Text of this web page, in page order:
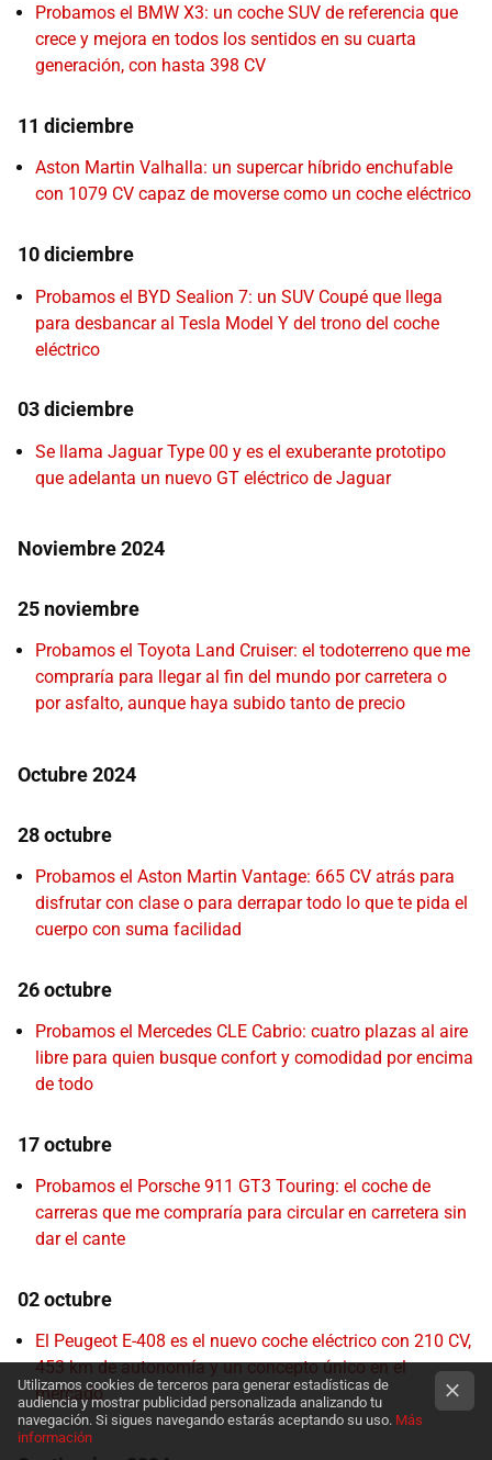
Probamos el BMW X3: un coche SUV de referencia que
crece y mejora en todos los sentidos en su cuarta
generación, con hasta 398 CV
11 diciembre
Aston Martin Valhalla: un supercar híbrido enchufable
con 1079 CV capaz de moverse como un coche eléctrico
10 diciembre
Probamos el BYD Sealion 7: un SUV Coupé que llega
para desbancar al Tesla Model Y del trono del coche
eléctrico
03 diciembre
Se llama Jaguar Type 00 y es el exuberante prototipo
que adelanta un nuevo GT eléctrico de Jaguar
Noviembre 2024
25 noviembre
Probamos el Toyota Land Cruiser: el todoterreno que me
compraría para llegar al fin del mundo por carretera o
por asfalto, aunque haya subido tanto de precio
Octubre 2024
28 octubre
Probamos el Aston Martin Vantage: 665 CV atrás para
disfrutar con clase o para derrapar todo lo que te pida el
cuerpo con suma facilidad
26 octubre
Probamos el Mercedes CLE Cabrio: cuatro plazas al aire
libre para quien busque confort y comodidad por encima
de todo
17 octubre
Probamos el Porsche 911 GT3 Touring: el coche de
carreras que me compraría para circular en carretera sin
dar el cante
02 octubre
El Peugeot E-408 es el nuevo coche eléctrico con 210 CV,
453 km de autonomía y un concepto único en el
mercado
Utilizamos cookies de terceros para generar estadísticas de
audiencia y mostrar publicidad personalizada analizando tu
navegación. Si sigues navegando estarás aceptando su uso. Más
información